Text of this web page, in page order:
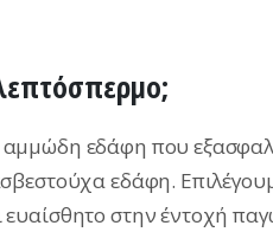
αμμώδη εδάφη που
εδάφη.
στην έντοχή